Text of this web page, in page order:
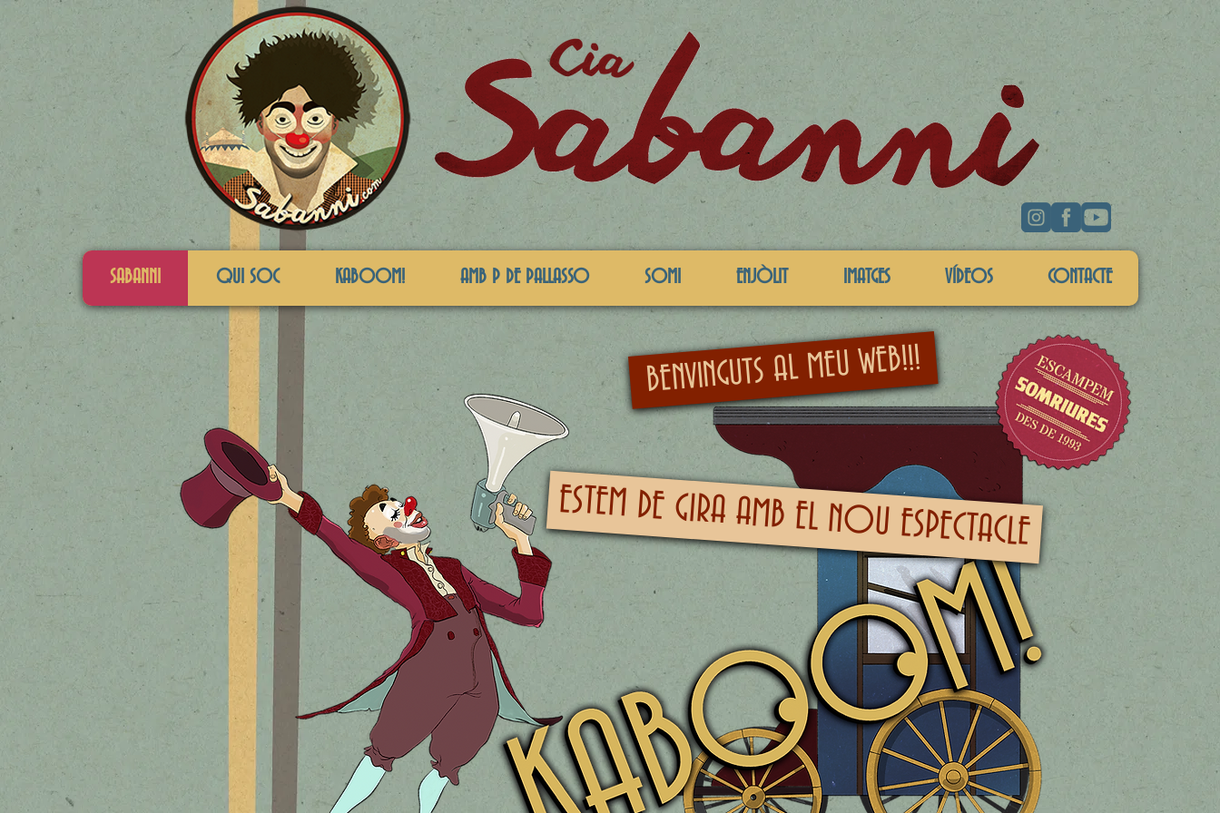
BENVINGUTS AL MEU WEB!!!
ESTEM DE GIRA AMB EL NOU ESPECTACLE
SABANNI QUI SOC KABOOM! AMB P DE PALLASSO SOMI ENJÒLIT IMATGES VÍDEOS CONTACTE